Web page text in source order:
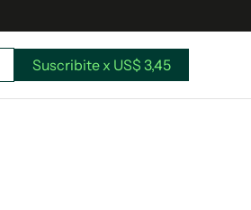
Suscribite x US$ 3,45